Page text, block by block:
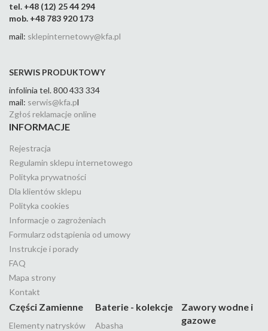
tel. +48 (12) 25 44 294
mob. +48 783 920 173
mail: sklepinternetowy@kfa.pl
SERWIS PRODUKTOWY
infolinia tel. 800 433 334
mail: serwis@kfa.pl
Zgłoś reklamacje online
INFORMACJE
Rejestracja
Regulamin sklepu internetowego
Polityka prywatności
Dla klientów sklepu
Polityka cookies
Informacje o zagrożeniach
Formularz odstąpienia od umowy
Instrukcje i porady
FAQ
Mapa strony
Kontakt
Części Zamienne
Elementy natrysków
Baterie - kolekcje
Abasha
Zawory wodne i
gazowe